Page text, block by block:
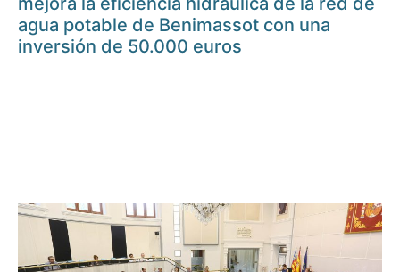
agua potable de Benimassot con una
inversión de 50.000 euros